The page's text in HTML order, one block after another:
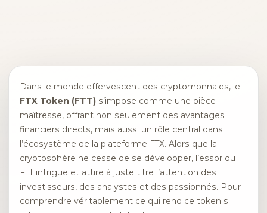
Dans le monde effervescent des cryptomonnaies, le
FTX Token (FTT) s’impose comme une pièce
maîtresse, offrant non seulement des avantages
financiers directs, mais aussi un rôle central dans
l’écosystème de la plateforme FTX. Alors que la
cryptosphère ne cesse de se développer, l’essor du
FTT intrigue et attire à juste titre l’attention des
investisseurs, des analystes et des passionnés. Pour
comprendre véritablement ce qui rend ce token si